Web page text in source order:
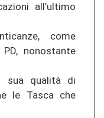
all’ultimo
come
nonostante
sua qualità di
le Tasca che